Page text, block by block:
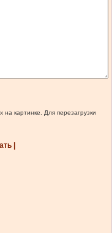
картинке. Для перезагрузки
|